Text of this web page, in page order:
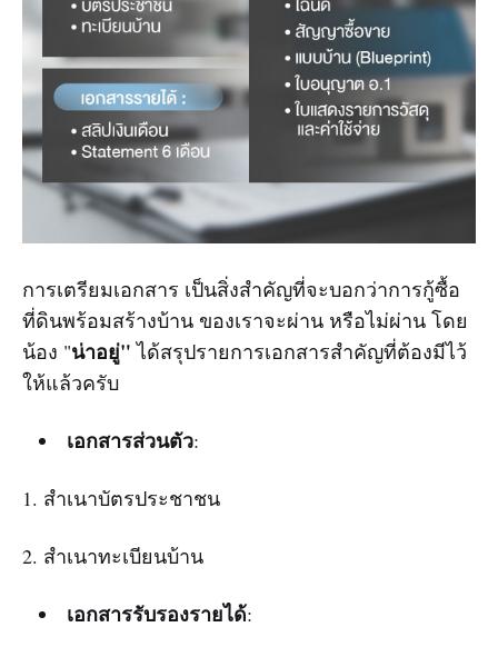
การเตรียมเอกสาร เป็นสิ่งสำคัญที่จะบอกว่าการกู้ซื้อ
ที่ดินพร้อมสร้างบ้าน ของเราจะผ่าน หรือไม่ผ่าน โดย
น้อง "น่าอยู่"ได้สรุปรายการเอกสารสำคัญที่ต้องมีไว้
ให้แล้วครับ
เอกสารส่วนตัว:
1. สำเนาบัตรประชาชน
2. สำเนาทะเบียนบ้าน
เอกสารรับรองรายได้: